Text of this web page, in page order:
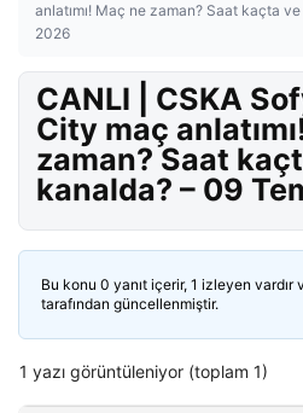
anlatımı! Maç ne zaman? Saat kaçta
2026
CANLI | CSKA
City maç
zaman? Saat
kanalda? – 09
Bu konu 0 yanıt içerir, 1 izleyen vardır
tarafından güncellenmiştir.
1 yazı görüntüleniyor (toplam 1)